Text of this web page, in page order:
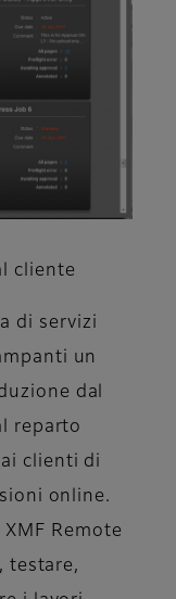
cliente
di servizi
un
dal
reparto
clienti di
online.
Remote
testare,